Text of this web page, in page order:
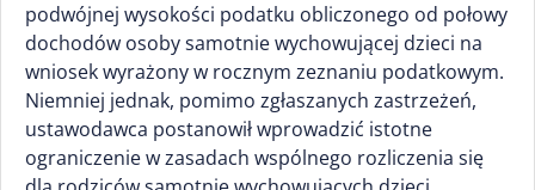
podwójnej wysokości podatku obliczonego od połowy
dochodów osoby samotnie wychowującej dzieci na
wniosek wyrażony w rocznym zeznaniu podatkowym.
Niemniej jednak, pomimo zgłaszanych zastrzeżeń,
ustawodawca postanowił wprowadzić istotne
ograniczenie w zasadach wspólnego rozliczenia się